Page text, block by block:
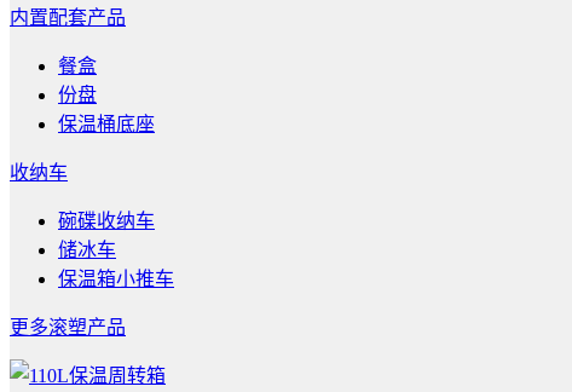
内置配套产品
餐盒
份盘
保温桶底座
收纳车
碗碟收纳车
储冰车
保温箱小推车
更多滚塑产品